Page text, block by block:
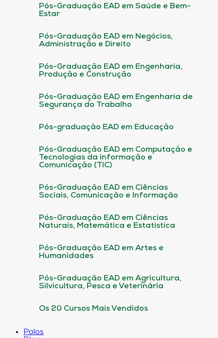
Pós-Graduação EAD em Saúde e Bem-
Estar
Pós-Graduação EAD em Negócios,
Administração e Direito
Pós-Graduação EAD em Engenharia,
Produção e Construção
Pós-Graduação EAD em Engenharia de
Segurança do Trabalho
Pós-graduação EAD em Educação
Pós-Graduação EAD em Computação e
Tecnologias da informação e
Comunicação (TIC)
Pós-Graduação EAD em Ciências
Sociais, Comunicação e Informação
Pós-Graduação EAD em Ciências
Naturais, Matemática e Estatística
Pós-Graduação EAD em Artes e
Humanidades
Pós-Graduação EAD em Agricultura,
Silvicultura, Pesca e Veterinária
Os 20 Cursos Mais Vendidos
Polos